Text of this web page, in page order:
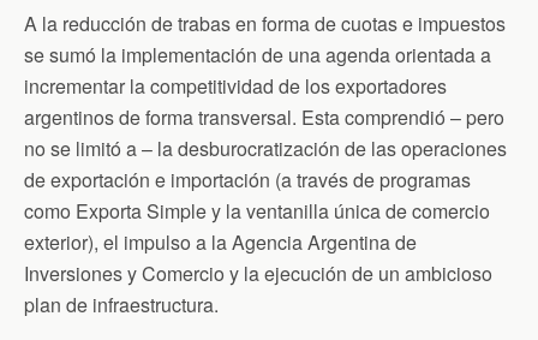
A la reducción de trabas en forma de cuotas e impuestos
se sumó la implementación de una agenda orientada a
incrementar la competitividad de los exportadores
argentinos de forma transversal. Esta comprendió – pero
no se limitó a – la desburocratización de las operaciones
de exportación e importación (a través de programas
como Exporta Simple y la ventanilla única de comercio
exterior), el impulso a la Agencia Argentina de
Inversiones y Comercio y la ejecución de un ambicioso
plan de infraestructura.